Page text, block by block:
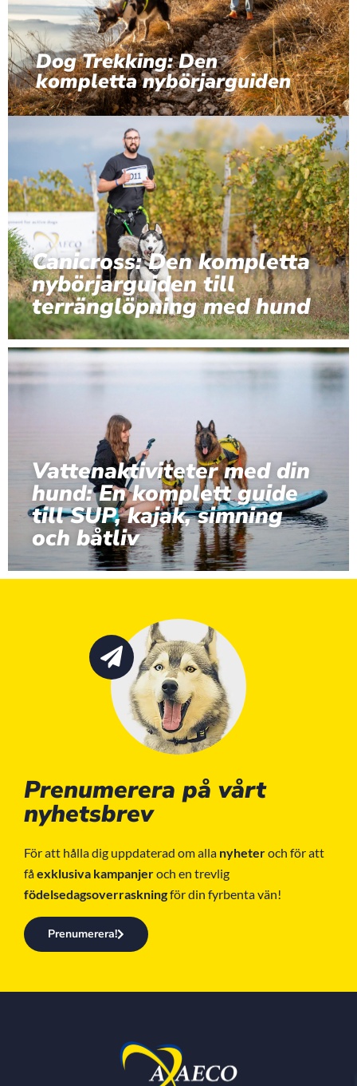
Dog Trekking: Den
kompletta nybörjarguiden
Canicross: Den kompletta
nybörjarguiden till
terränglöpning med hund
Vattenaktiviteter med din
hund: En komplett guide
till SUP, kajak, simning
och båtliv
Prenumerera på vårt
nyhetsbrev
För att hålla dig uppdaterad om alla nyheteroch för att
fåexklusiva kampanjeroch en trevlig
födelsedagsoverraskningför din fyrbenta vän!
Prenumerera!